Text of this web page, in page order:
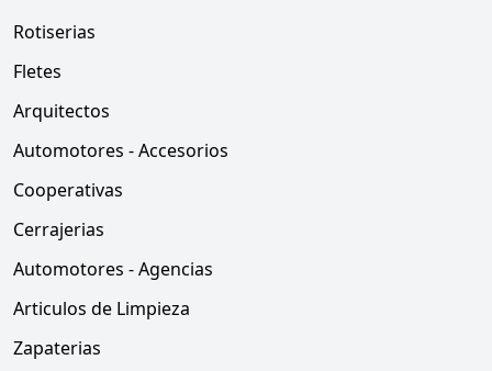
Rotiserias
Fletes
Arquitectos
Automotores - Accesorios
Cooperativas
Cerrajerias
Automotores - Agencias
Articulos de Limpieza
Zapaterias